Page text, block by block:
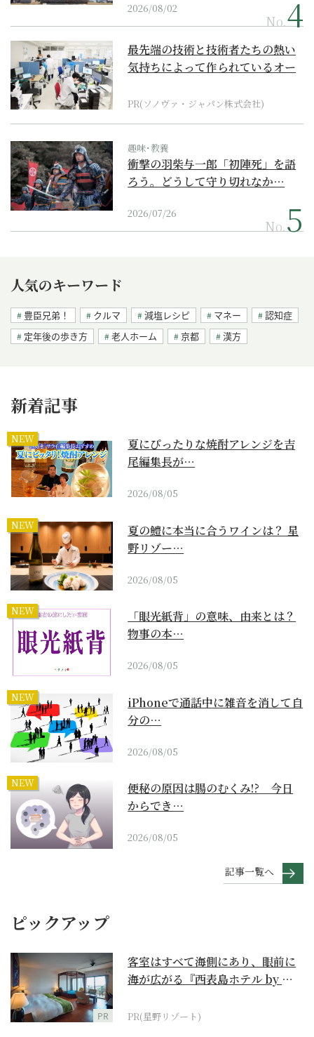
2026/08/02
No.
最先端の技術と技術者たちの熱い
気持ちによって作られているオー
PR(ソノヴァ・ジャパン株式会社)
趣味･教養
衝撃の羽柴与一郎「初陣死」を語
ろう。どうして守り切れなか…
2026/07/26
No.
人気のキーワード
豊臣兄弟！ クルマ 減塩レシピ マネー
認知症
定年後の歩き方
老人ホーム 京都 漢方
新着記事
NEW
夏にぴったりな焼酎アレンジを吉
尾編集長が…
2026/08/05
NEW
夏の鱧に本当に合うワインは？ 星
野リゾー…
2026/08/05
NEW
「眼光紙背」の意味、由来とは？
物事の本…
2026/08/05
NEW
iPhoneで通話中に雑音を消して自
分の…
2026/08/05
NEW
便秘の原因は腸のむくみ!? 今日
からでき…
2026/08/05
記事一覧へ
ピックアップ
PR
客室はすべて海側にあり、眼前に
海が広がる『西表島ホテル by 星
PR(星野リゾート)